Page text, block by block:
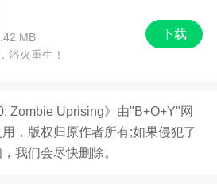
人的感觉
玩，危险性太大，好几次被自
程!
下载
MB
浴火重生！
Zombie Uprising》由"B+O+Y"网
，版权归原作者所有;如果侵犯了
我们会尽快删除。